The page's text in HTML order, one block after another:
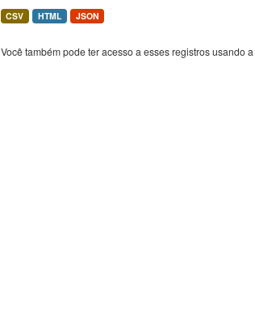
CSV HTML JSON
Você também pode ter acesso a esses registros usando a